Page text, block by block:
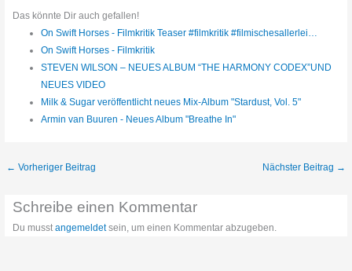
Das könnte Dir auch gefallen!
On Swift Horses - Filmkritik Teaser #filmkritik #filmischesallerlei…
On Swift Horses - Filmkritik
STEVEN WILSON – NEUES ALBUM “THE HARMONY CODEX”UND
NEUES VIDEO
Milk & Sugar veröffentlicht neues Mix-Album "Stardust, Vol. 5"
Armin van Buuren - Neues Album "Breathe In"
← Vorheriger Beitrag Nächster Beitrag →
Schreibe einen Kommentar
Du musstangemeldetsein, um einen Kommentar abzugeben.